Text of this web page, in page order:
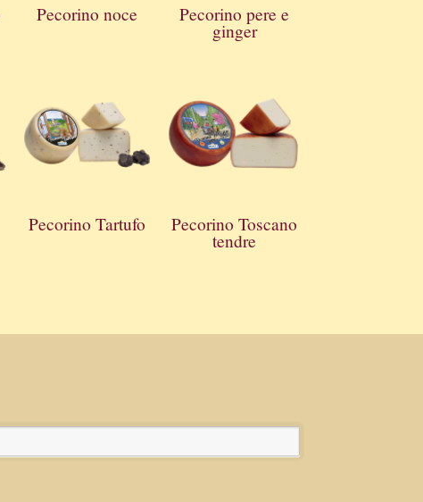
Pecorino noce Pecorino pere e
ginger
Pecorino Tartufo Pecorino Toscano
tendre